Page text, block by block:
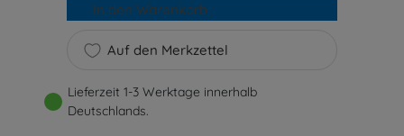
Auf den Merkzettel
In den Warenkorb
Lieferzeit 1-3 Werktage innerhalb
Deutschlands.